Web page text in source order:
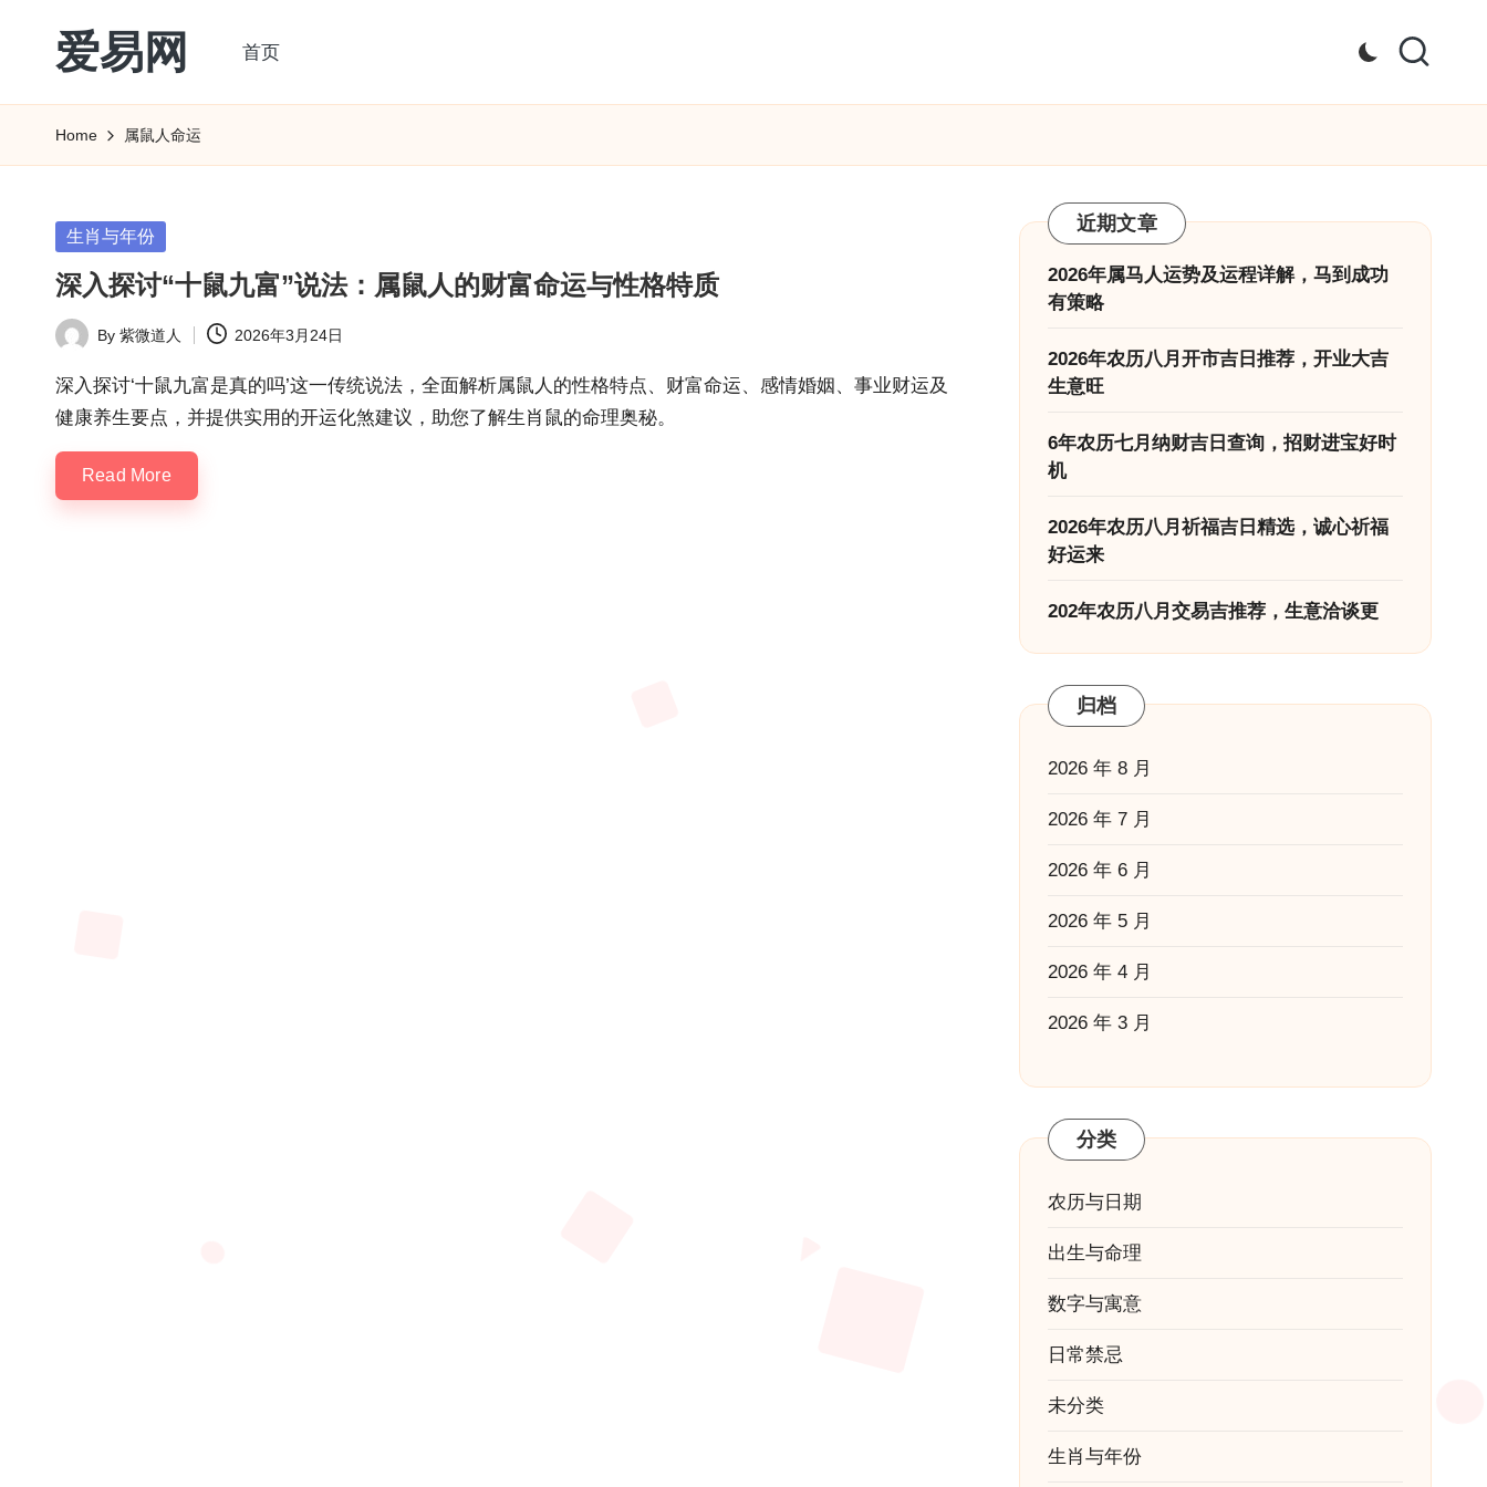
爱易网
历
阳
转
农
历
阴
历
查
询
_2ebc.com
首页
Home 属鼠人命运
Posted
生肖与年份
深入探讨“十鼠九富”说法：属鼠人的财富命运与性格特质
Posted
by
By 紫微道人 2026年3月24日
深入探讨‘十鼠九富是真的吗’这一传统说法，全面解析属鼠人的性格特点、财富命运、感情婚姻、事业财运及
健康养生要点，并提供实用的开运化煞建议，助您了解生肖鼠的命理奥秘。
Read More
近期文章
2026年属马人运势及运程详解，马到成功
有策略
2026年农历八月开市吉日推荐，开业大吉
生意旺
6年农历七月纳财吉日查询，招财进宝好时
机
2026年农历八月祈福吉日精选，诚心祈福
好运来
202年农历八月交易吉推荐，生意洽谈更
归档
2026 年 8 月
2026 年 7 月
2026 年 6 月
2026 年 5 月
2026 年 4 月
2026 年 3 月
分类
农历与日期
出生与命理
数字与寓意
日常禁忌
未分类
生肖与年份